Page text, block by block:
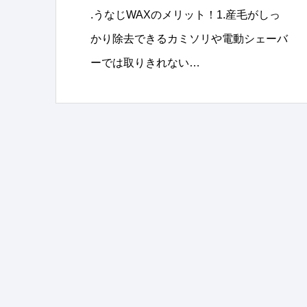
.うなじWAXのメリット！1.産毛がしっ
かり除去できるカミソリや電動シェーバ
ーでは取りきれない…